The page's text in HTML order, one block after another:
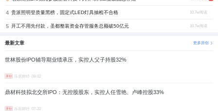
4 贵派照明登质量黑榜，固定式LED灯具抽检不合格 10.7w阅读
5 开工不用先付款，圣都整装资金存管服务总额破50亿元 10.7w阅读
最新文章 更多原创
世林股份IPO辅导期业绩承压，实控人父子持股32%
原创 乐居财经 08-02
鼎材科技拟北交所IPO：无控股股东，实控人任雪艳、卢峰控股33%
原创 乐居财经 07-22